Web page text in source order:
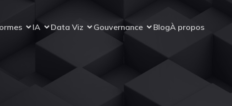
IA Data Viz Gouvernance BlogÀ propos